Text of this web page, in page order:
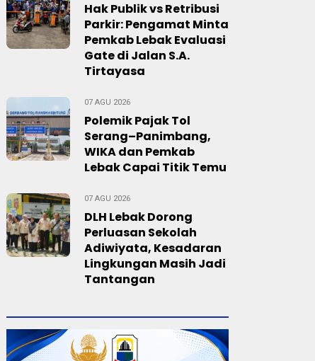
Hak Publik vs Retribusi
Parkir: Pengamat Minta
Pemkab Lebak Evaluasi
Gate di Jalan S.A.
Tirtayasa
07 AGU 2026
Polemik Pajak Tol
Serang–Panimbang,
WIKA dan Pemkab
Lebak Capai Titik Temu
07 AGU 2026
DLH Lebak Dorong
Perluasan Sekolah
Adiwiyata, Kesadaran
Lingkungan Masih Jadi
Tantangan